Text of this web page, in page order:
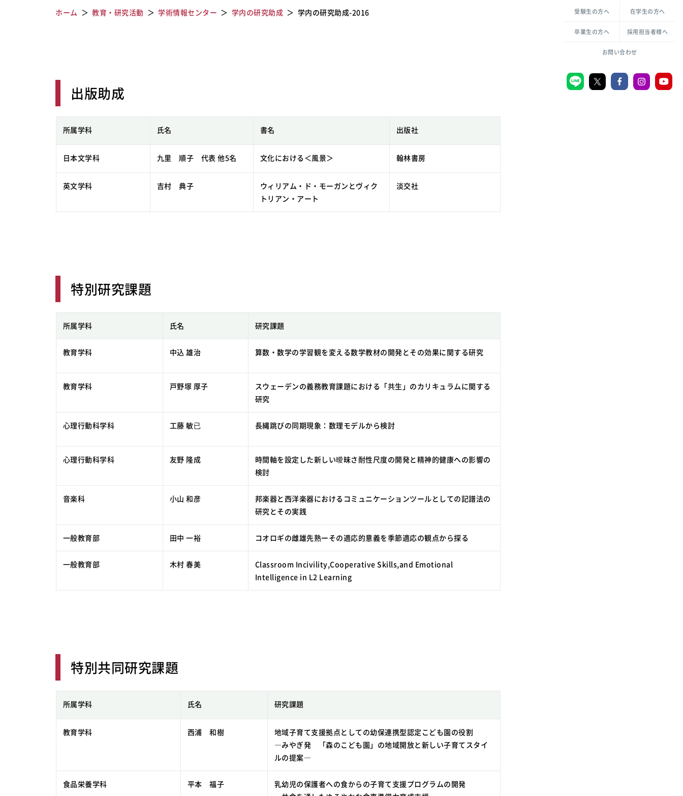
倫理憲章
ハラスメントの防止
共生のための多様性宣言
一般教育課程
教職センター
学芸員課程
図書館司書課程
大学刊行物
受験生の方へ
在学生の方へ
卒業生の方へ 採用担当者様へ
お問い合わせ
ホーム 教育・研究活動 学術情報センター 学内の研究助成 学内の研究助成-2016
出版助成
所属学科 氏名 書名 出版社
日本文学科 九里 順子 代表 他5名 文化における＜風景＞ 翰林書房
英文学科 吉村 典子
ウィリアム・ド・モーガンとヴィク
トリアン・アート
淡交社
特別研究課題
所属学科 氏名 研究課題
教育学科 中込 雄治 算数・数学の学習観を変える数学教材の開発とその効果に関する研究
教育学科 戸野塚 厚子
スウェーデンの義務教育課題における「共生」のカリキュラムに関する
研究
心理行動科学科 工藤 敏已 長縄跳びの同期現象：数理モデルから検討
心理行動科学科 友野 隆成
時間軸を設定した新しい曖昧さ耐性尺度の開発と精神的健康への影響の
検討
音楽科 小山 和彦
邦楽器と西洋楽器におけるコミュニケーションツールとしての記譜法の
研究とその実践
一般教育部 田中 一裕 コオロギの雌雄先熟ーその適応的意義を季節適応の観点から探る
一般教育部 木村 春美
Classroom Incivility,Cooperative Skills,and Emotional
Intelligence in L2 Learning
特別共同研究課題
所属学科 氏名 研究課題
教育学科 西浦 和樹
地域子育て支援拠点としての幼保連携型認定こども園の役割
―みやぎ発 「森のこども園」の地域開放と新しい子育てスタイ
ルの提案―
食品栄養学科 平本 福子
乳幼児の保護者への食からの子育て支援プログラムの開発